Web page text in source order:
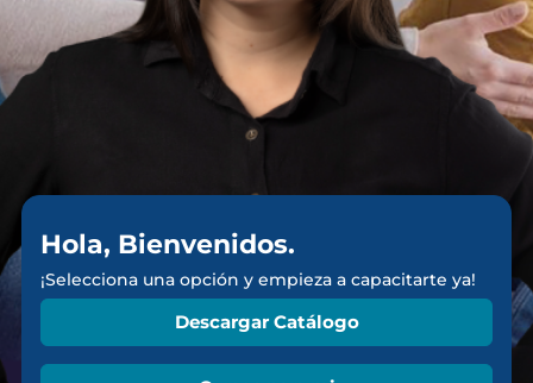
Hola, Bienvenidos.
¡Selecciona una opción y empieza a capacitarte ya!
Descargar Catálogo